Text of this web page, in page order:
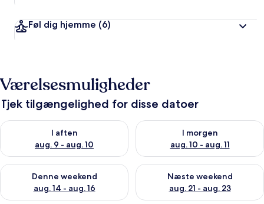
Føl dig hjemme (6)
Værelsesmuligheder
Tjek tilgængelighed for disse datoer
I aften
aug. 9 - aug. 10
Tjek tilgængelighed for i aften aug. 9 - aug. 10
I morgen
aug. 10 - aug. 11
Tjek tilgængelighed for i
Denne weekend
aug. 14 - aug. 16
Tjek tilgængelighed for denne weekend aug. 14 - aug. 16
Næste weekend
aug. 21 - aug. 23
Tjek tilgængelighed for næste